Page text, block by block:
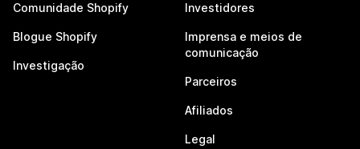
Comunidade Shopify
Blogue Shopify
Investigação
Investidores
Imprensa e meios de
comunicação
Parceiros
Afiliados
Legal